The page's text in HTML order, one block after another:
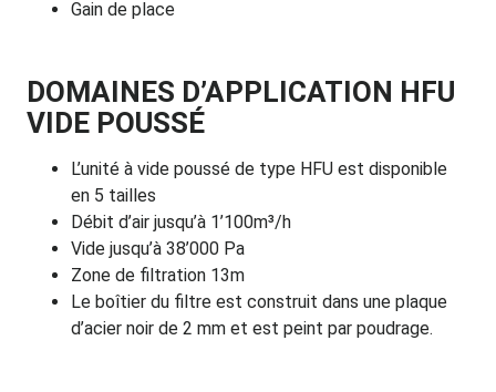
Gain de place
DOMAINES D’APPLICATION HFU
VIDE POUSSÉ
L’unité à vide poussé de type HFU est disponible
en 5 tailles
Débit d’air jusqu’à 1’100m³/h
Vide jusqu’à 38’000 Pa
Zone de filtration 13m
Le boîtier du filtre est construit dans une plaque
d’acier noir de 2 mm et est peint par poudrage.